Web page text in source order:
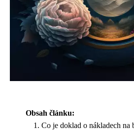
Obsah článku:
Co je doklad o nákladech na